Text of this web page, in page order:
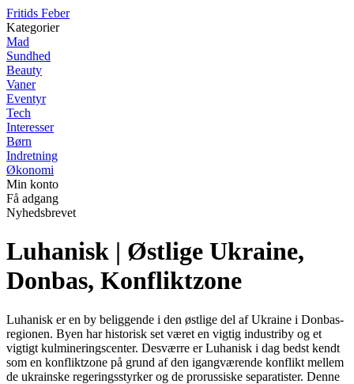
Fritids Feber
Kategorier
Mad
Sundhed
Beauty
Vaner
Eventyr
Tech
Interesser
Børn
Indretning
Økonomi
Min konto
Få adgang
Nyhedsbrevet
Luhanisk | Østlige Ukraine,
Donbas, Konfliktzone
Luhanisk er en by beliggende i den østlige del af Ukraine i Donbas-
regionen. Byen har historisk set været en vigtig industriby og et
vigtigt kulmineringscenter. Desværre er Luhanisk i dag bedst kendt
som en konfliktzone på grund af den igangværende konflikt mellem
de ukrainske regeringsstyrker og de prorussiske separatister. Denne